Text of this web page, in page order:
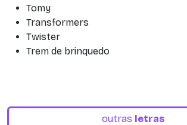
Tomy
Transformers
Twister
Trem de brinquedo
outras letras